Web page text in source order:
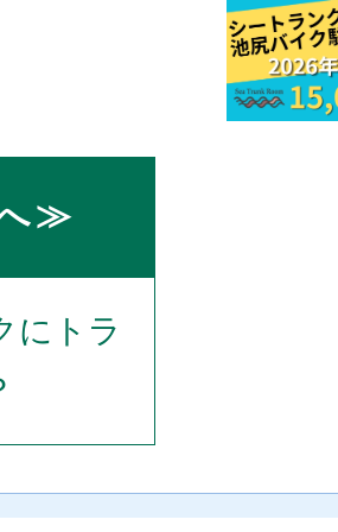
≫
にトラ